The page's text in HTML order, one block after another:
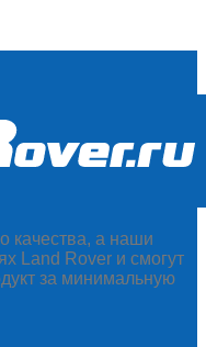
качества, а наши
Land Rover и смогут
за минимальную